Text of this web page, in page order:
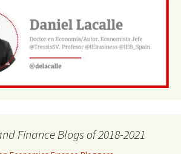
Finance Blogs of 2018-2021